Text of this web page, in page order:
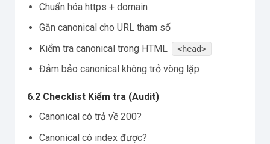
Chuẩn hóa https + domain
Gắn canonical cho URL tham số
Kiểm tra canonical trong HTML
<head>
Đảm bảo canonical không trỏ vòng lặp
6.2 Checklist Kiểm tra (Audit)
Canonical có trả về 200?
Canonical có index được?